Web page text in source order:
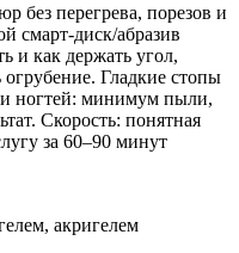
без перегрева, порезов и
смарт-диск/абразив
и как держать угол,
Гладкие стопы
и ногтей: минимум пыли,
Скорость: понятная
за 60–90 минут
акригелем